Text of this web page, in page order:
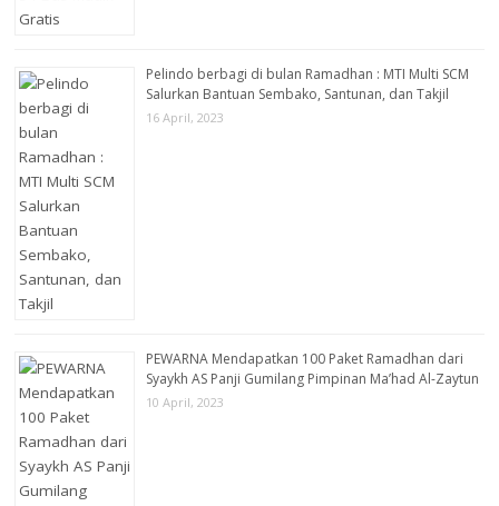
Pelindo berbagi di bulan Ramadhan : MTI Multi SCM
Salurkan Bantuan Sembako, Santunan, dan Takjil
16 April, 2023
PEWARNA Mendapatkan 100 Paket Ramadhan dari
Syaykh AS Panji Gumilang Pimpinan Ma’had Al-Zaytun
10 April, 2023